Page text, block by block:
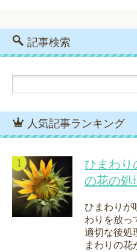
記事検索
人気記事ランキング
ひまわり
の花の処
ひまわりが
わりを放っ
適切な後処
まわりの花